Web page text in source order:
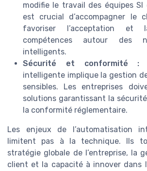
modifie le travail des équipes
est crucial d’accompagner le
favoriser l’acceptation et
compétences autour des
intelligents.
Sécurité et conformité :
intelligente implique la gestion
sensibles. Les entreprises
solutions garantissant la
la conformité réglementaire.
Les enjeux de l’automatisation
limitent pas à la technique. Ils
stratégie globale de l’entreprise, la
client et la capacité à innover dans